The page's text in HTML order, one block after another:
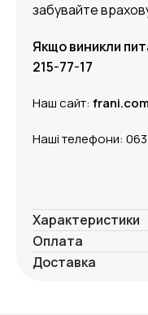
забувайте
Якщо виникли
215-77-17
Наш сайт:
Наші телефони:
Характеристики
Оплата
Доставка